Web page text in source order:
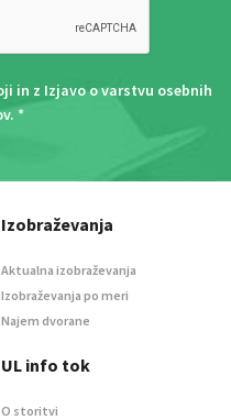
in z Izjavo o varstvu osebnih
. *
Izobraževanja
Aktualna izobraževanja
Izobraževanja po meri
Najem dvorane
UL info tok
O storitvi